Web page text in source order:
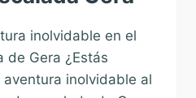
inolvidable en el
de Gera ¿Estás
inolvidable al